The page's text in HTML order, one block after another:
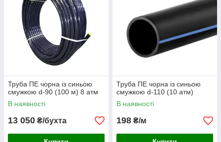
Труба ПЕ чорна із синьою
смужкою d-90 (100 м) 8 атм
В наявності
13 050 ₴/бухта
Труба ПЕ чорна із синьою
смужкою d-110 (10 атм)
В наявності
198 ₴/м